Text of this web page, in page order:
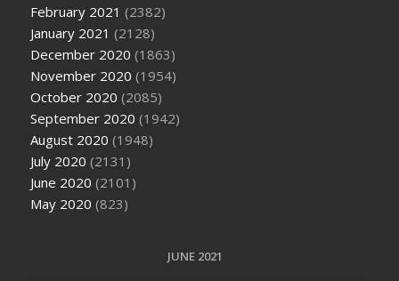
February 2021 (2382)
January 2021 (2128)
December 2020 (1863)
November 2020 (1954)
October 2020 (2085)
September 2020 (1942)
August 2020 (1948)
July 2020 (2131)
June 2020 (2101)
May 2020 (823)
JUNE 2021